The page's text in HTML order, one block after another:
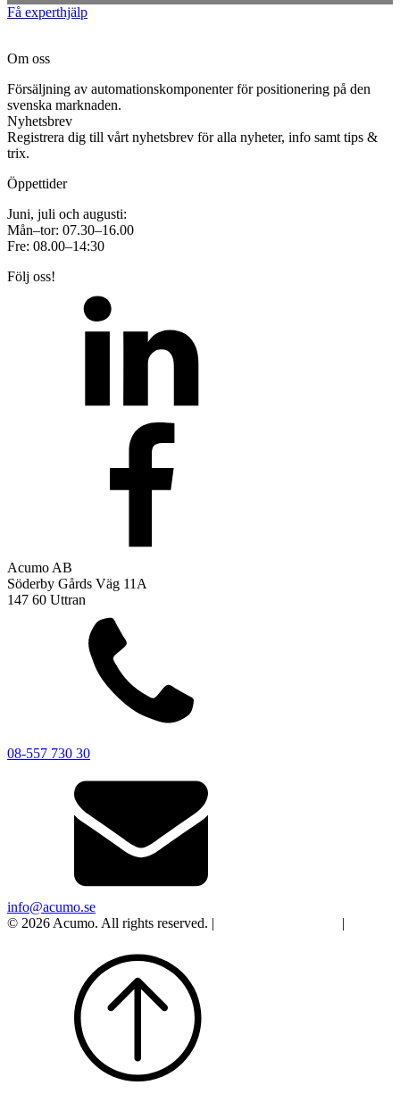
Få experthjälp
Om oss
Försäljning av automationskomponenter för positionering på den
svenska marknaden.
Nyhetsbrev
Registrera dig till vårt nyhetsbrev för alla nyheter, info samt tips &
trix.
Öppettider
Juni, juli och augusti:
Mån–tor: 07.30–16.00
Fre: 08.00–14:30
Följ oss!
Acumo AB
Söderby Gårds Väg 11A
147 60 Uttran
08-557 730 30
info@acumo.se
© 2026 Acumo. All rights reserved. |
|